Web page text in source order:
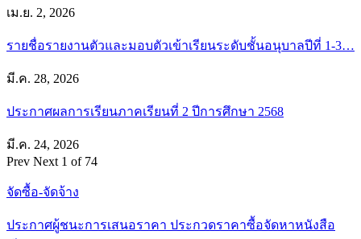
เม.ย. 2, 2026
รายชื่อรายงานตัวและมอบตัวเข้าเรียนระดับชั้นอนุบาลปีที่ 1-3…
มี.ค. 28, 2026
ประกาศผลการเรียนภาคเรียนที่ 2 ปีการศึกษา 2568
มี.ค. 24, 2026
Prev Next 1 of 74
จัดซื้อ-จัดจ้าง
ประกาศผู้ชนะการเสนอราคา ประกวดราคาซื้อจัดหาหนังสือ